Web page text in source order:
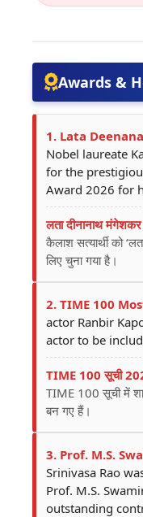
Awards &
1. Lata
Nobel laureate
for the
Award 2026 for
लता दीनानाथ
कैलाश सत्यार्थी को
लिए चुना गया है।
2. TIME 100
actor Ranbir
actor to be
TIME 100 सूची
TIME 100 सूची में
बन गए हैं।
3. Prof. M.S.
Srinivasa Rao
Prof. M.S.
outstanding